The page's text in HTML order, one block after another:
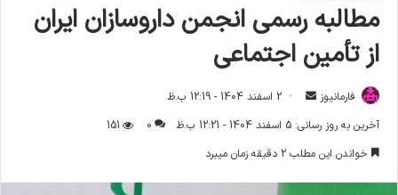
مطالبه رسمی انجمن داروسازان ایران
از تأمین اجتماعی
فارمانیوز
ا
ل
2 اسفند 1404 - 12:19 ب.ظ
آخرین به روز رسانی: 5 اسفند 1404 - 12:21 ب.ظ
0
151
خواندن این مطلب 2 دقیقه زمان میبرد